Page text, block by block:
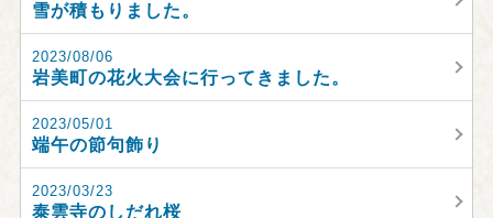
雪が積もりました。
2023/08/06
岩美町の花火大会に行ってきました。
2023/05/01
端午の節句飾り
2023/03/23
泰雲寺のしだれ桜